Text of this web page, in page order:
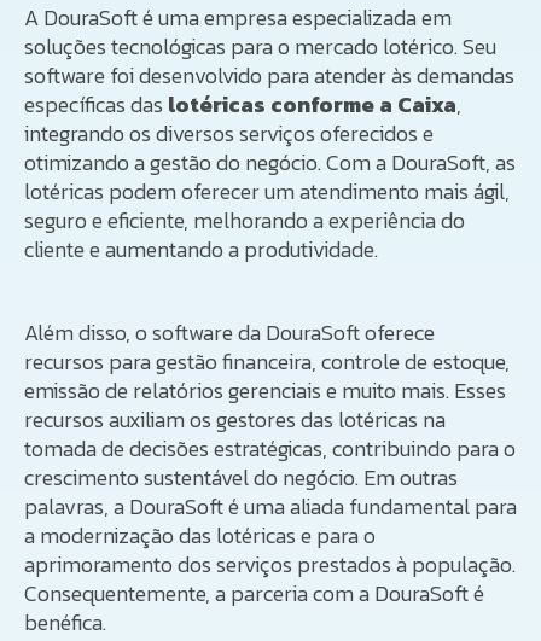
A DouraSoft é uma empresa especializada em
soluções tecnológicas para o mercado lotérico. Seu
software foi desenvolvido para atender às demandas
específicas das lotéricas conforme a Caixa,
integrando os diversos serviços oferecidos e
otimizando a gestão do negócio. Com a DouraSoft, as
lotéricas podem oferecer um atendimento mais ágil,
seguro e eficiente, melhorando a experiência do
cliente e aumentando a produtividade.
Além disso, o software da DouraSoft oferece
recursos para gestão financeira, controle de estoque,
emissão de relatórios gerenciais e muito mais. Esses
recursos auxiliam os gestores das lotéricas na
tomada de decisões estratégicas, contribuindo para o
crescimento sustentável do negócio. Em outras
palavras, a DouraSoft é uma aliada fundamental para
a modernização das lotéricas e para o
aprimoramento dos serviços prestados à população.
Consequentemente, a parceria com a DouraSoft é
benéfica.